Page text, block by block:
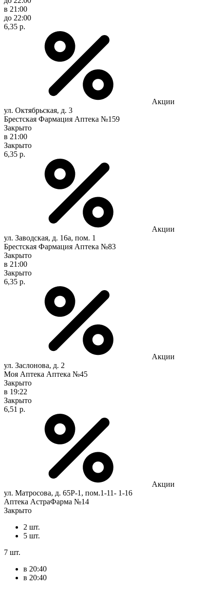
в 21:00
до 22:00
6,35 р.
Акции
ул. Октябрьская, д. 3
Брестская Фармация Аптека №159
Закрыто
в 21:00
Закрыто
6,35 р.
Акции
ул. Заводская, д. 16а, пом. 1
Брестская Фармация Аптека №83
Закрыто
в 21:00
Закрыто
6,35 р.
Акции
ул. Заслонова, д. 2
Моя Аптека Аптека №45
Закрыто
в 19:22
Закрыто
6,51 р.
Акции
ул. Матросова, д. 65Р-1, пом.1-11- 1-16
Аптека АстраФарма №14
Закрыто
2 шт.
5 шт.
7 шт.
в 20:40
в 20:40